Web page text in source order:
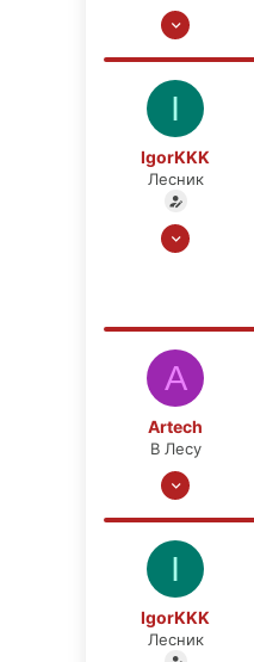
14 Сен 2015
Кашира
I
IgorKKK
Лесник
27 Окт 2015
A
Artech
В Лесу
20 Июл 2016
Москва
I
IgorKKK
Лесник